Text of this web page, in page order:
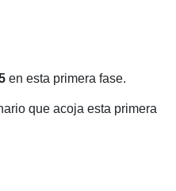
en esta primera fase.
que acoja esta primera